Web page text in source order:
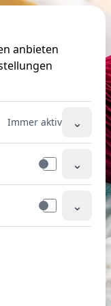
anbieten
Immer aktiv ⌄
⌄
⌄